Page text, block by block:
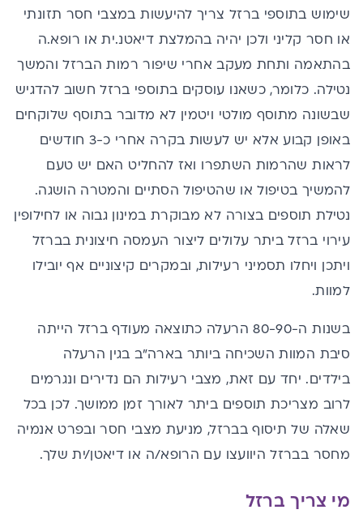
שימוש בתוספי ברזל צריך להיעשות במצבי חסר תזונתי
או חסר קליני ולכן יהיה בהמלצת דיאטנ.ית או רופא.ה
בהתאמה ותחת מעקב אחרי שיפור רמות הברזל והמשך
נטילה. כלומר, כשאנו עוסקים בתוספי ברזל חשוב להדגיש
שבשונה מתוסף מולטי ויטמין לא מדובר בתוסף שלוקחים
באופן קבוע אלא יש לעשות בקרה אחרי כ-3 חודשים
לראות שהרמות השתפרו ואז להחליט האם יש טעם
להמשיך בטיפול או שהטיפול הסתיים והמטרה הושגה.
נטילת תוספים בצורה לא מבוקרת במינון גבוה או לחילופין
עירוי ברזל ביתר עלולים ליצור העמסה חיצונית בברזל
ויתכן ויחלו תסמיני רעילות, ובמקרים קיצוניים אף יובילו
למוות.
בשנות ה-80-90 הרעלה כתוצאה מעודף ברזל הייתה
סיבת המוות השכיחה ביותר בארה"ב בגין הרעלה
בילדים. יחד עם זאת, מצבי רעילות הם נדירים ונגרמים
לרוב מצריכת תוספים ביתר לאורך זמן ממושך. לכן בכל
שאלה של תיסוף בברזל, מניעת מצבי חסר ובפרט אנמיה
מחסר בברזל היוועצו עם הרופא/ה או דיאטן/ית שלך.
מי צריך ברזל